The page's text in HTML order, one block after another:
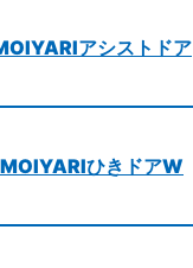
アシストドア
ひきドアW